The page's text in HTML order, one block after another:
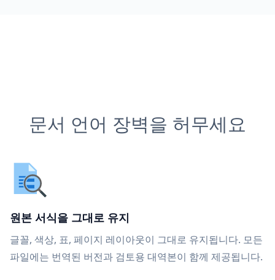
문서 언어 장벽을 허무세요
원본 서식을 그대로 유지
글꼴, 색상, 표, 페이지 레이아웃이 그대로 유지됩니다. 모든
파일에는 번역된 버전과 검토용 대역본이 함께 제공됩니다.